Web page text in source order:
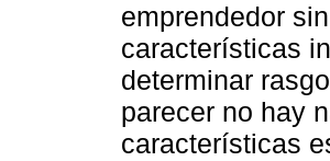
emprendedor
características
determinar
parecer no hay
características